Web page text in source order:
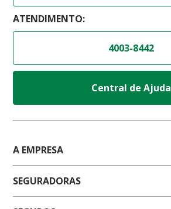
ATENDIMENTO:
4003-8442
Central de Ajuda
A EMPRESA
SEGURADORAS